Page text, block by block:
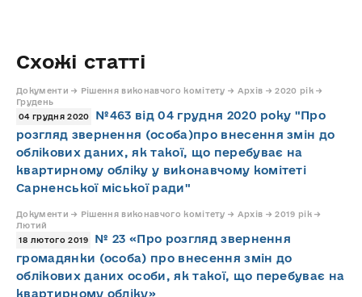
Схожі статті
Документи → Рішення виконавчого комітету → Архів → 2020 рік →
Грудень
04 грудня 2020
№463 від 04 грудня 2020 року "Про
розгляд звернення (особа)про внесення змін до
облікових даних, як такої, що перебуває на
квартирному обліку у виконавчому комітеті
Сарненської міської ради"
Документи → Рішення виконавчого комітету → Архів → 2019 рік →
Лютий
18 лютого 2019
№ 23 «Про розгляд звернення
громадянки (особа) про внесення змін до
облікових даних особи, як такої, що перебуває на
квартирному обліку»